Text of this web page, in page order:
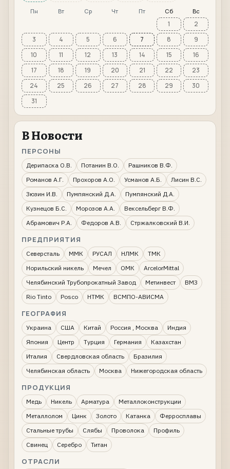
Пн Вт Ср Чт Пт Сб Вс
1
2
3
4 5 6 7 8
9
10
11 12 13 14 15
16
17
18 19 20 21 22
23
24
25 26 27 28 29
30
31
В Новости
ПЕРСОНЫ
Дерипаска О.В. Потанин В.О.
Рашников В.Ф.
Романов А.Г.
Прохоров А.О. Усманов А.Б.
Лисин В.С.
Зюзин И.В.
Пумпянский Д.А.
Пумпянский Д.А.
Кузнецов Б.С.
Морозов А.А.
Вексельберг В.Ф.
Абрамович Р.А.
Федоров А.В. Стржалковский В.И.
ПРЕДПРИЯТИЯ
Северсталь ММК РУСАЛ НЛМК
ТМК
Норильский никель
Мечел ОМК
ArcelorMittal
Челябинский Трубопрокатный Завод
Метинвест
ВМЗ
Rio Tinto
Posco НТМК ВСМПО-АВИСМА
ГЕОГРАФИЯ
Украина США Китай Россия , Москва
Индия
Япония
Центр Турция Германия
Казахстан
Италия
Свердловская область
Бразилия
Челябинская область
Москва Нижегородская область
ПРОДУКЦИЯ
Медь Никель Арматура
Металлоконструкции
Металлолом
Цинк Золото Катанка
Ферросплавы
Стальные трубы
Слябы Проволока
Профиль
Свинец
Серебро Титан
ОТРАСЛИ